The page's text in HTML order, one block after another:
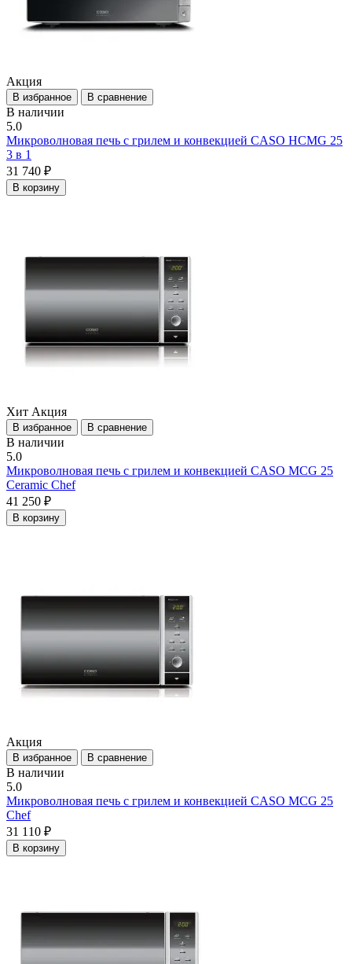
Акция
В избранное В сравнение
В наличии
5.0
Микроволновая печь с грилем и конвекцией CASO HCMG 25
3 в 1
31 740 ₽
В корзину
Хит Акция
В избранное В сравнение
В наличии
5.0
Микроволновая печь с грилем и конвекцией CASO MCG 25
Ceramic Chef
41 250 ₽
В корзину
Акция
В избранное В сравнение
В наличии
5.0
Микроволновая печь с грилем и конвекцией CASO MCG 25
Chef
31 110 ₽
В корзину